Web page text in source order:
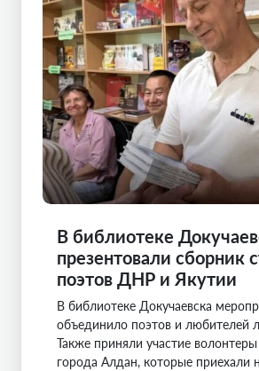
В библиотеке
презентовали сборник
поэтов ДНР и Якутии
В библиотеке Докучаевска
объединило поэтов и любителей
Также приняли участие волонтеры
города Алдан, которые приехали